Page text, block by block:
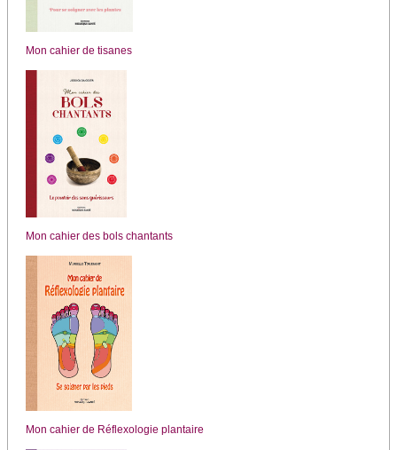
Mon cahier de tisanes
Mon cahier des bols chantants
Mon cahier de Réflexologie plantaire